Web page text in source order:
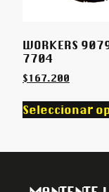
WORKERS
7704
$167.200
Seleccionar